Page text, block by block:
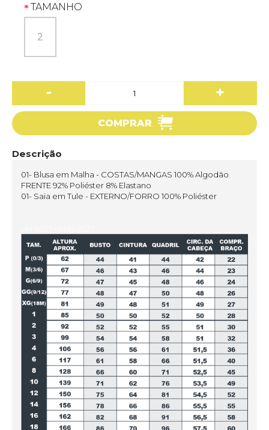
TAMANHO
2
- +
COMPRAR
Descrição
01- Blusa em Malha - COSTAS/MANGAS 100% Algodão
FRENTE 92% Poliéster 8% Elastano
01- Saia em Tule - EXTERNO/FORRO 100% Poliéster